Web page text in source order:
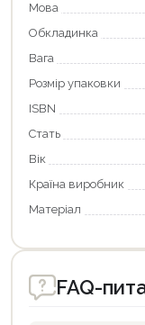
Мова
Обкладинка
Вага
Розмір упаковки
ISBN
Стать
Вік
Країна виробник
Матеріал
FAQ-